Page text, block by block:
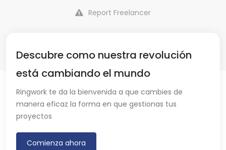
Report Freelancer
Descubre como nuestra revolución
está cambiando el mundo
Ringwork te da la bienvenida a que cambies de
manera eficaz la forma en que gestionas tus
proyectos
Comienza ahora